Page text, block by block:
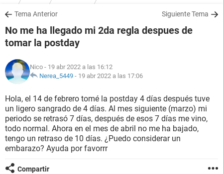
SALUD
FAMILIA
NUTRICIÓN
SEXUALIDAD
GLOSARIO
Tema Anterior Siguiente Tema
No me ha llegado mi 2da regla despues de
tomar la postday
Nico - 19 abr 2022 a las 16:12
Nerea_5449 - 19 abr 2022 a las 17:06
Hola, el 14 de febrero tomé la postday 4 días después tuve
un ligero sangrado de 4 días. Al mes siguiente (marzo) mi
periodo se retrasó 7 días, después de esos 7 días me vino,
todo normal. Ahora en el mes de abril no me ha bajado,
tengo un retraso de 10 días. ¿Puedo considerar un
embarazo? Ayuda por favorrr
Compartir